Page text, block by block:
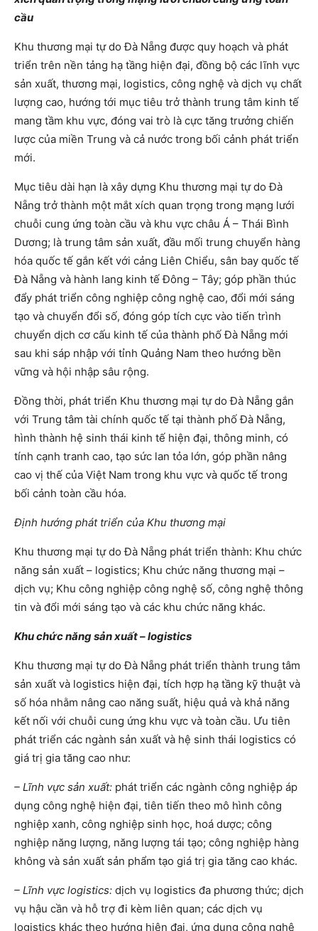
cầu
Khu thương mại tự do Đà Nẵng được quy hoạch và phát
triển trên nền tảng hạ tầng hiện đại, đồng bộ các lĩnh vực
sản xuất, thương mại, logistics, công nghệ và dịch vụ chất
lượng cao, hướng tới mục tiêu trở thành trung tâm kinh tế
mang tầm khu vực, đóng vai trò là cực tăng trưởng chiến
lược của miền Trung và cả nước trong bối cảnh phát triển
mới.
Mục tiêu dài hạn là xây dựng Khu thương mại tự do Đà
Nẵng trở thành một mắt xích quan trọng trong mạng lưới
chuỗi cung ứng toàn cầu và khu vực châu Á – Thái Bình
Dương; là trung tâm sản xuất, đầu mối trung chuyển hàng
hóa quốc tế gắn kết với cảng Liên Chiểu, sân bay quốc tế
Đà Nẵng và hành lang kinh tế Đông – Tây; góp phần thúc
đẩy phát triển công nghiệp công nghệ cao, đổi mới sáng
tạo và chuyển đổi số, đóng góp tích cực vào tiến trình
chuyển dịch cơ cấu kinh tế của thành phố Đà Nẵng mới
sau khi sáp nhập với tỉnh Quảng Nam theo hướng bền
vững và hội nhập sâu rộng.
Đồng thời, phát triển Khu thương mại tự do Đà Nẵng gắn
với Trung tâm tài chính quốc tế tại thành phố Đà Nẵng,
hình thành hệ sinh thái kinh tế hiện đại, thông minh, có
tính cạnh tranh cao, tạo sức lan tỏa lớn, góp phần nâng
cao vị thế của Việt Nam trong khu vực và quốc tế trong
bối cảnh toàn cầu hóa.
Định hướng phát triển của Khu thương mại
Khu thương mại tự do Đà Nẵng phát triển thành: Khu chức
năng sản xuất – logistics; Khu chức năng thương mại –
dịch vụ; Khu công nghiệp công nghệ số, công nghệ thông
tin và đổi mới sáng tạo và các khu chức năng khác.
Khu chức năng sản xuất – logistics
Khu thương mại tự do Đà Nẵng phát triển thành trung tâm
sản xuất và logistics hiện đại, tích hợp hạ tầng kỹ thuật và
số hóa nhằm nâng cao năng suất, hiệu quả và khả năng
kết nối với chuỗi cung ứng khu vực và toàn cầu. Ưu tiên
phát triển các ngành sản xuất và hệ sinh thái logistics có
giá trị gia tăng cao như:
– Lĩnh vực sản xuất: phát triển các ngành công nghiệp áp
dụng công nghệ hiện đại, tiên tiến theo mô hình công
nghiệp xanh, công nghiệp sinh học, hoá dược; công
nghiệp năng lượng, năng lượng tái tạo; công nghiệp hàng
không và sản xuất sản phẩm tạo giá trị gia tăng cao khác.
– Lĩnh vực logistics: dịch vụ logistics đa phương thức; dịch
vụ hậu cần và hỗ trợ đi kèm liên quan; các dịch vụ
logistics khác theo hướng hiện đại, ứng dụng công nghệ